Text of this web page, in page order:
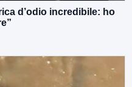
d’odio incredibile: ho